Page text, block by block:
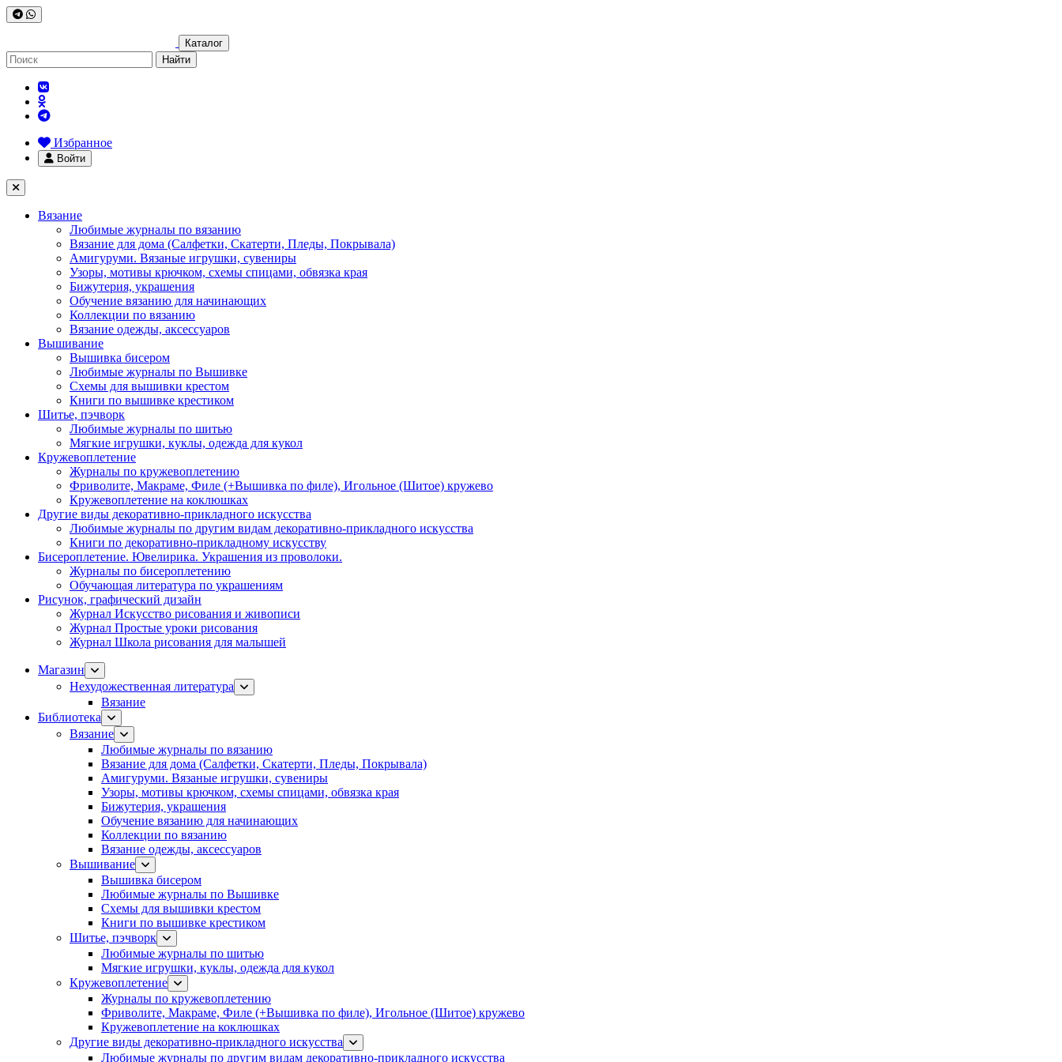
Каталог
Найти
Избранное
Войти
Вязание
Любимые журналы по вязанию
Вязание для дома (Салфетки, Скатерти, Пледы, Покрывала)
Амигуруми. Вязаные игрушки, сувениры
Узоры, мотивы крючком, схемы спицами, обвязка края
Бижутерия, украшения
Обучение вязанию для начинающих
Коллекции по вязанию
Вязание одежды, аксессуаров
Вышивание
Вышивка бисером
Любимые журналы по Вышивке
Схемы для вышивки крестом
Книги по вышивке крестиком
Шитье, пэчворк
Любимые журналы по шитью
Мягкие игрушки, куклы, одежда для кукол
Кружевоплетение
Журналы по кружевоплетению
Фриволите, Макраме, Филе (+Вышивка по филе), Игольное (Шитое) кружево
Кружевоплетение на коклюшках
Другие виды декоративно-прикладного искусства
Любимые журналы по другим видам декоративно-прикладного искусства
Книги по декоративно-прикладному искусству
Бисероплетение. Ювелирика. Украшения из проволоки.
Журналы по бисероплетению
Обучающая литература по украшениям
Рисунок, графический дизайн
Журнал Искусство рисования и живописи
Журнал Простые уроки рисования
Журнал Школа рисования для малышей
Магазин
Нехудожественная литература
Вязание
Библиотека
Вязание
Любимые журналы по вязанию
Вязание для дома (Салфетки, Скатерти, Пледы, Покрывала)
Амигуруми. Вязаные игрушки, сувениры
Узоры, мотивы крючком, схемы спицами, обвязка края
Бижутерия, украшения
Обучение вязанию для начинающих
Коллекции по вязанию
Вязание одежды, аксессуаров
Вышивание
Вышивка бисером
Любимые журналы по Вышивке
Схемы для вышивки крестом
Книги по вышивке крестиком
Шитье, пэчворк
Любимые журналы по шитью
Мягкие игрушки, куклы, одежда для кукол
Кружевоплетение
Журналы по кружевоплетению
Фриволите, Макраме, Филе (+Вышивка по филе), Игольное (Шитое) кружево
Кружевоплетение на коклюшках
Другие виды декоративно-прикладного искусства
Любимые журналы по другим видам декоративно-прикладного искусства